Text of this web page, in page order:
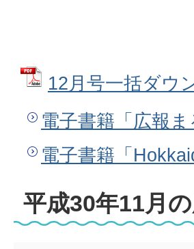
12月号一括ダウ
電子書籍「広報
電子書籍「
平成30年11月